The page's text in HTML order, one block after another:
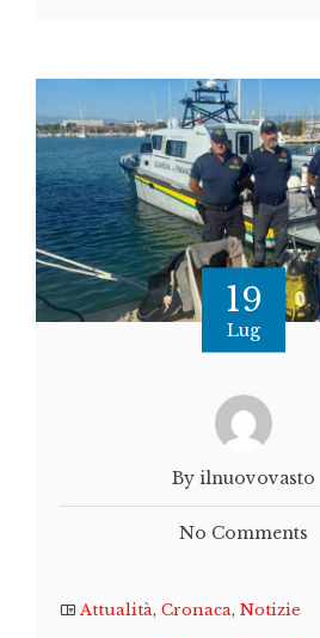
19
Lug
By ilnuovovasto
No Comments
Attualità, Cronaca, Notizie